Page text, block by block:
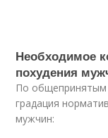
Необходимое
похудения
По общепринятым
градация
мужчин: